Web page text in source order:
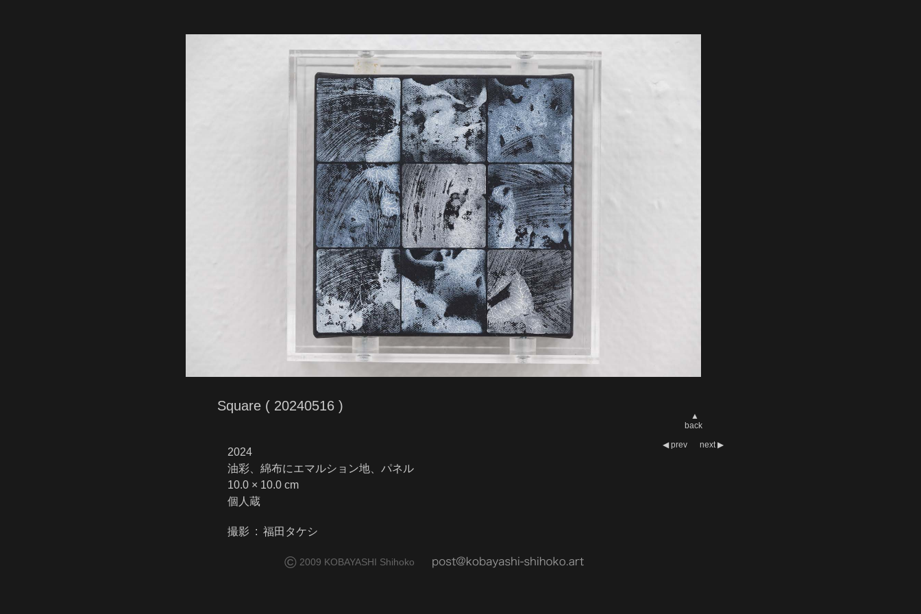
Square ( 20240516 )
2024
油彩、綿布にエマルション地、パネル
10.0 × 10.0 cm
個人蔵
撮影 : 福田タケシ
▲
back
◀prev next▶
© 2009 KOBAYASHI Shihoko